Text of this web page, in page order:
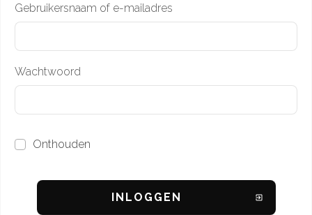
Gebruikersnaam of e-mailadres
Wachtwoord
Onthouden
INL OGGEN